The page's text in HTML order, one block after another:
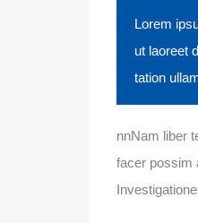
Lorem
ut laoreet
tation
nnNam liber
facer possim